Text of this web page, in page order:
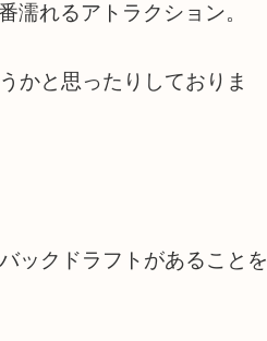
濡れるアトラクション。
かと思ったりしておりま
ックドラフトがあることを